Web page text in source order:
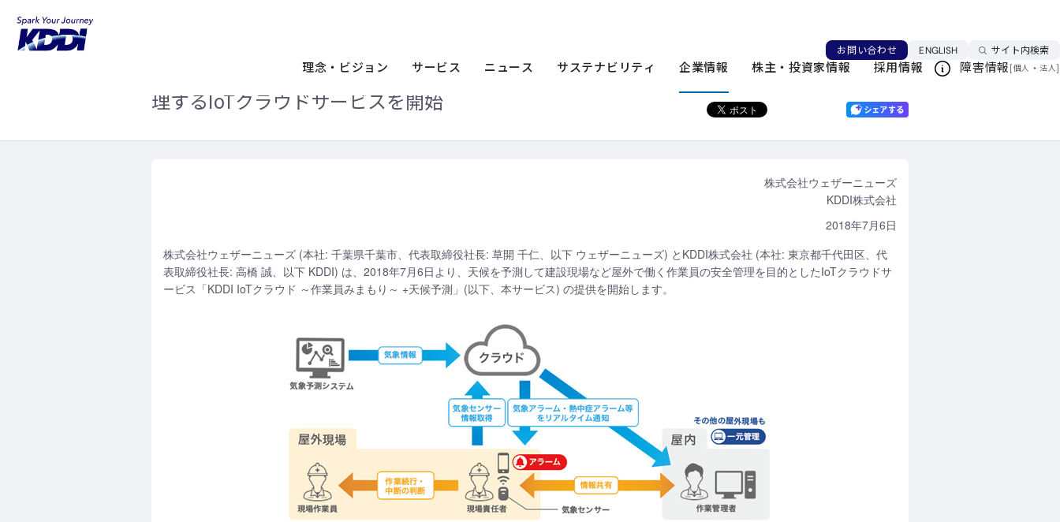
お問い合わせ ENGLISH言語を切り替える
サイト内検索
理念・ビジョン サービス ニュース サステナビリティ 企業情報 株主・投資家情報 採用情報 障害情報[個人 ・ 法人]
ウェザーニューズとKDDI、天候を予測して作業現場の安全を管
理するIoTクラウドサービスを開始
ニュースリリース一覧
株式会社ウェザーニューズ
KDDI株式会社
2018年7月6日
株式会社ウェザーニューズ (本社: 千葉県千葉市、代表取締役社長: 草開 千仁、以下 ウェザーニューズ) とKDDI株式会社 (本社: 東京都千代田区、代
表取締役社長: 高橋 誠、以下 KDDI) は、2018年7月6日より、天候を予測して建設現場など屋外で働く作業員の安全管理を目的としたIoTクラウドサ
ービス「KDDI IoTクラウド ～作業員みまもり～ +天候予測」(以下、本サービス) の提供を開始します。